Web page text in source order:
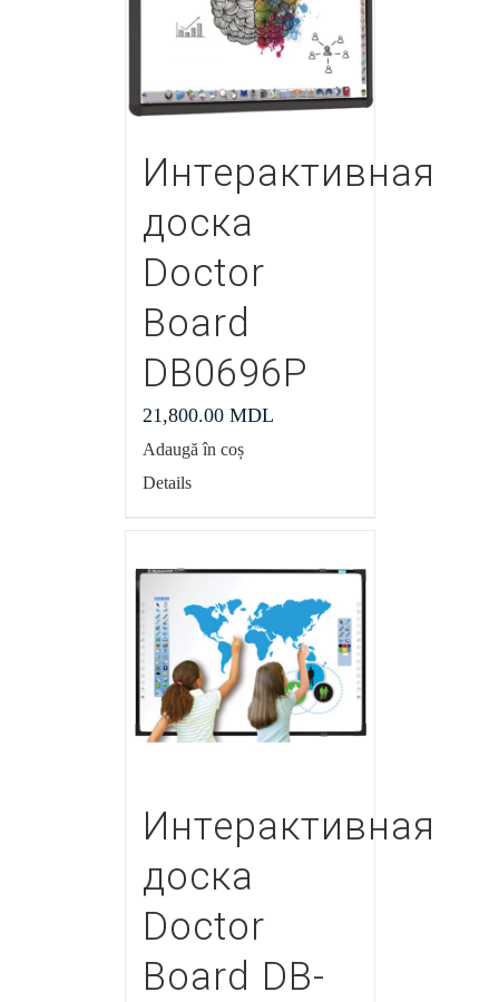
Интерактивная
доска
Doctor
Board
DB0696P
21,800.00 MDL
Adaugă în coș
Details
Интерактивная
доска
Doctor
Board DB-